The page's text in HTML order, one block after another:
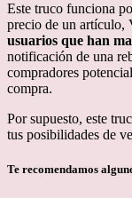
Este truco funciona
precio de un artículo,
usuarios que han
notificación de una
compradores
compra.
Por supuesto, este
tus posibilidades de
Te recomendamos